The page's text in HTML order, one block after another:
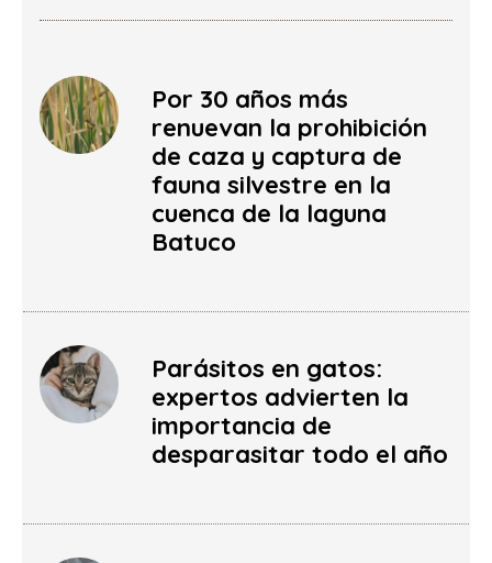
Por 30 años más
renuevan la prohibición
de caza y captura de
fauna silvestre en la
cuenca de la laguna
Batuco
Parásitos en gatos:
expertos advierten la
importancia de
desparasitar todo el año